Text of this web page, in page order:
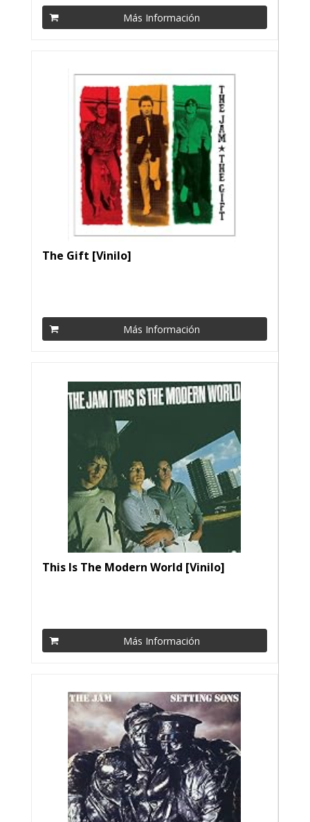
Más Información
The Gift [Vinilo]
Más Información
This Is The Modern World [Vinilo]
Más Información